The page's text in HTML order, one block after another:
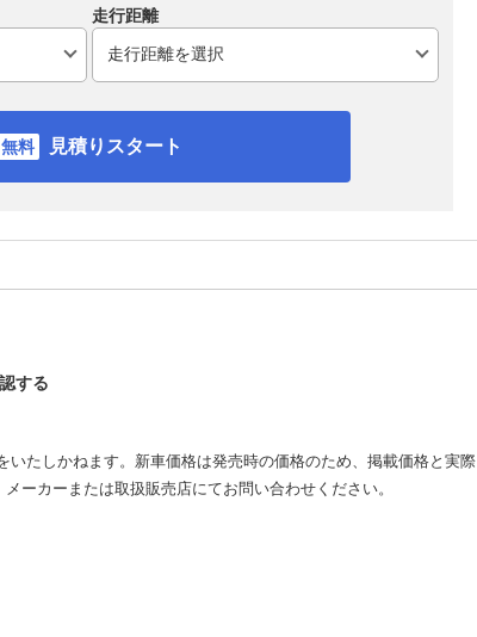
走行距離
見積りスタート
する
たしかねます。新車価格は発売時の価格のため、掲載価格と実際
ーカーまたは取扱販売店にてお問い合わせください。